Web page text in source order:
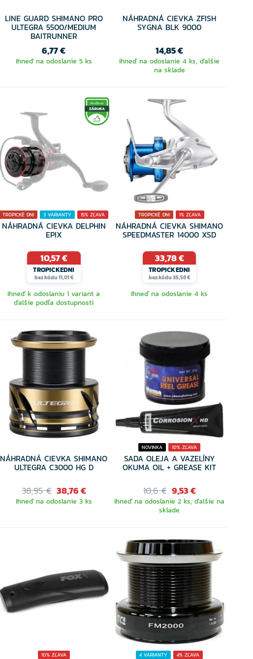
LINE GUARD SHIMANO PRO
ULTEGRA 5500/MEDIUM
BAITRUNNER
6,77 €
Ihneď na odoslanie 5 ks
NÁHRADNÁ CIEVKA ZFISH
SYGNA BLK 9000
14,85 €
Ihneď na odoslanie 4 ks, ďalšie
na sklade
TROPICKÉ DNI 3 VARIANTY 15% ZĽAVA
NÁHRADNÁ CIEVKA DELPHIN
EPIX
10,57 €
TROPICKEDNI
bez kódu 11,01 €
Ihneď k odoslaniu 1 variant a
ďalšie podľa dostupnosti
VYBERTE VARIANTU
TROPICKÉ DNI 1% ZĽAVA
NÁHRADNÁ CIEVKA SHIMANO
SPEEDMASTER 14000 XSD
33,78 €
TROPICKEDNI
bez kódu 35,56 €
Ihneď na odoslanie 4 ks
NÁHRADNÁ CIEVKA SHIMANO
ULTEGRA C3000 HG D
38,95 € 38,76 €
Ihneď na odoslanie 3 ks
NOVINKA 10% ZĽAVA
SADA OLEJA A VAZELÍNY
OKUMA OIL + GREASE KIT
10,6 € 9,53 €
Ihneď na odoslanie 2 ks, ďalšie na
sklade
10% ZĽAVA 4 VARIANTY 4% ZĽAVA